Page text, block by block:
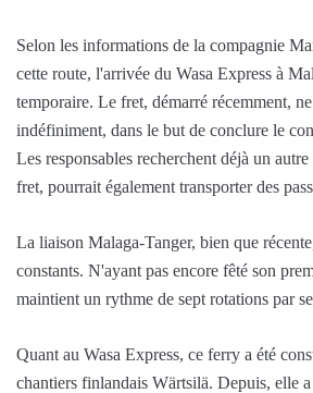
Selon les informations de la compagnie
cette route, l'arrivée du Wasa Express à
temporaire. Le fret, démarré récemment,
indéfiniment, dans le but de conclure le
Les responsables recherchent déjà un
fret, pourrait également transporter des
La liaison Malaga-Tanger, bien que
constants. N'ayant pas encore fêté son
maintient un rythme de sept rotations par
Quant au Wasa Express, ce ferry a été
chantiers finlandais Wärtsilä. Depuis, elle